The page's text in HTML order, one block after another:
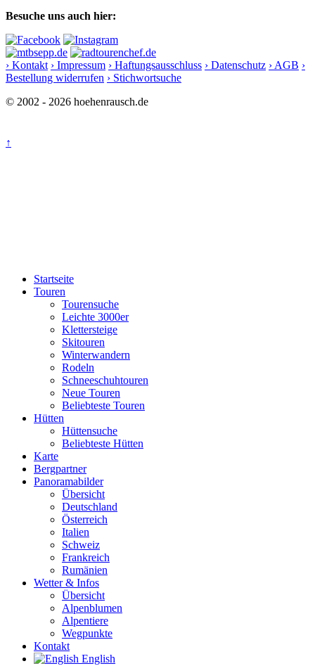
Besuche uns auch hier:
› Kontakt › Impressum › Haftungsausschluss › Datenschutz › AGB ›
Bestellung widerrufen › Stichwortsuche
© 2002 - 2026 hoehenrausch.de
↑
Startseite
Touren
Tourensuche
Leichte 3000er
Klettersteige
Skitouren
Winterwandern
Rodeln
Schneeschuhtouren
Neue Touren
Beliebteste Touren
Hütten
Hüttensuche
Beliebteste Hütten
Karte
Bergpartner
Panoramabilder
Übersicht
Deutschland
Österreich
Italien
Schweiz
Frankreich
Rumänien
Wetter & Infos
Übersicht
Alpenblumen
Alpentiere
Wegpunkte
Kontakt
English